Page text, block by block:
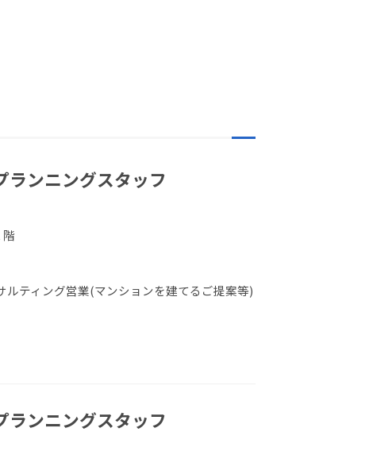
ンニングスタッフ
ルティング営業(マンションを建てるご提案等)
ンニングスタッフ